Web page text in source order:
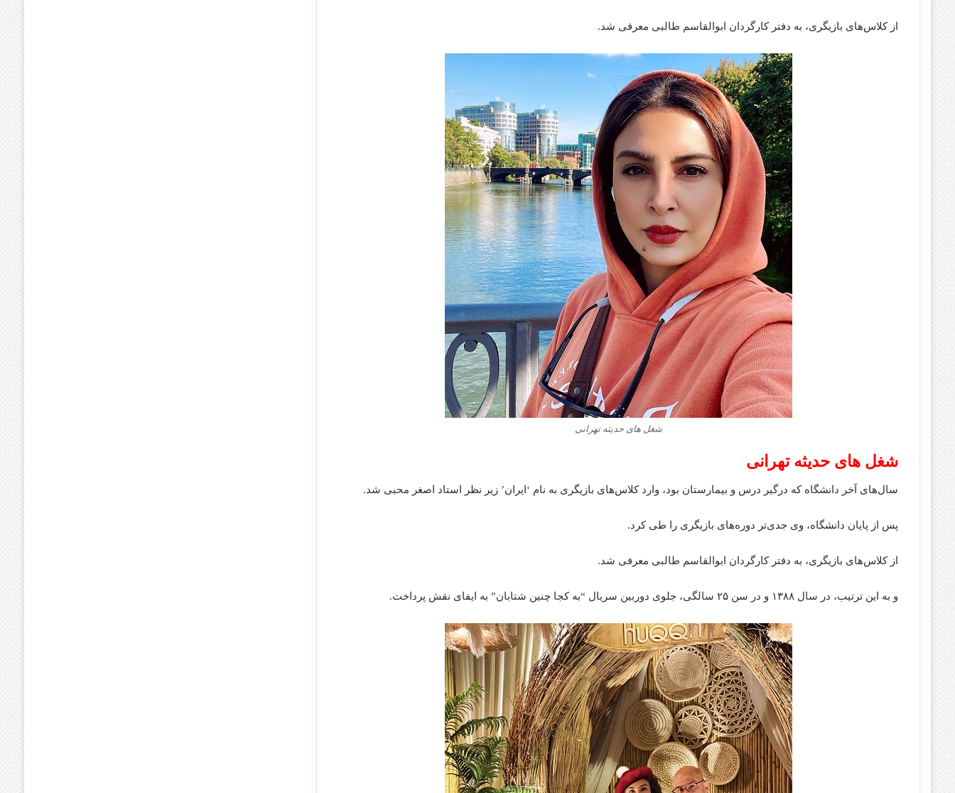
از کلاس‌های بازیگری، به دفتر کارگردان ابوالقاسم طالبی معرفی شد.
شغل های حدیثه تهرانی
شغل های حدیثه تهرانی
سال‌های آخر دانشگاه که درگیر درس و بیمارستان بود، وارد کلاس‌های بازیگری به نام ‘ایران’ زیر نظر استاد اصغر محبی شد.
پس از پایان دانشگاه، وی جدی‌تر دوره‌های بازیگری را طی کرد.
از کلاس‌های بازیگری، به دفتر کارگردان ابوالقاسم طالبی معرفی شد.
و به این ترتیب، در سال ۱۳۸۸ و در سن ۲۵ سالگی، جلوی دوربین سریال “به کجا چنین شتابان” به ایفای نقش پرداخت.